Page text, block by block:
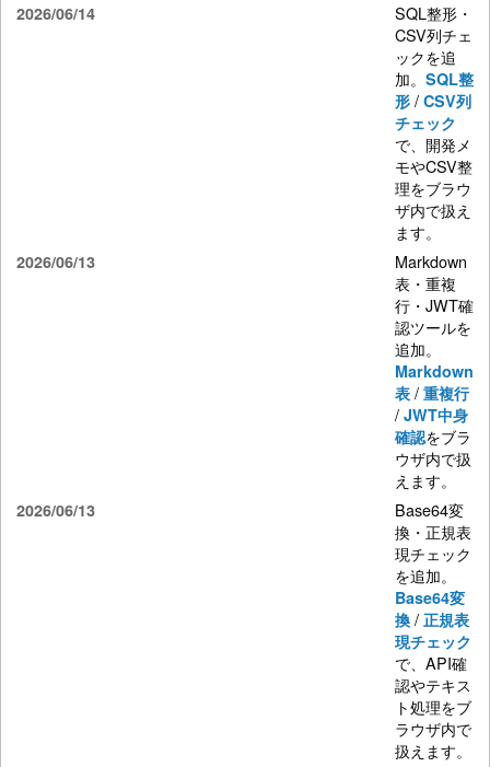
2026/06/14
SQL整形・
CSV列チェ
ックを追
加。SQL整
形 /CSV列
チェック
で、開発メ
モやCSV整
理をブラウ
ザ内で扱え
ます。
2026/06/13
Markdown
表・重複
行・JWT確
認ツールを
追加。
Markdown
表 /重複行
/JWT中身
確認をブラ
ウザ内で扱
えます。
2026/06/13
Base64変
換・正規表
現チェック
を追加。
Base64変
換 /正規表
現チェック
で、API確
認やテキス
ト処理をブ
ラウザ内で
扱えます。